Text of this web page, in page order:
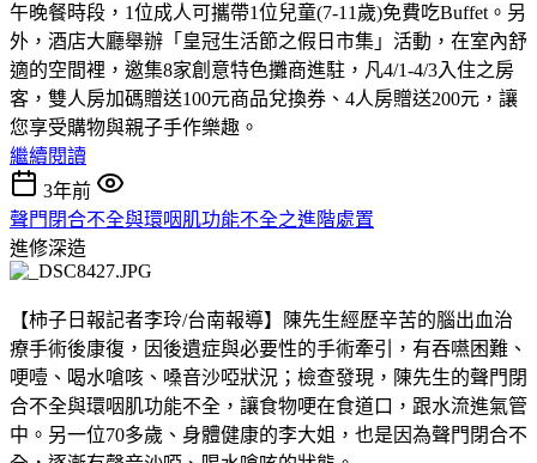
午晚餐時段，1位成人可攜帶1位兒童(7-11歲)免費吃Buffet。另
外，酒店大廳舉辦「皇冠生活節之假日市集」活動，在室內舒
適的空間裡，邀集8家創意特色攤商進駐，凡4/1-4/3入住之房
客，雙人房加碼贈送100元商品兌換券、4人房贈送200元，讓
您享受購物與親子手作樂趣。
繼續閱讀
3年前
聲門閉合不全與環咽肌功能不全之進階處置
進修深造
【柿子日報記者李玲/台南報導】陳先生經歷辛苦的腦出血治
療手術後康復，因後遺症與必要性的手術牽引，有吞嚥困難、
哽噎、喝水嗆咳、嗓音沙啞狀況；檢查發現，陳先生的聲門閉
合不全與環咽肌功能不全，讓食物哽在食道口，跟水流進氣管
中。另一位70多歲、身體健康的李大姐，也是因為聲門閉合不